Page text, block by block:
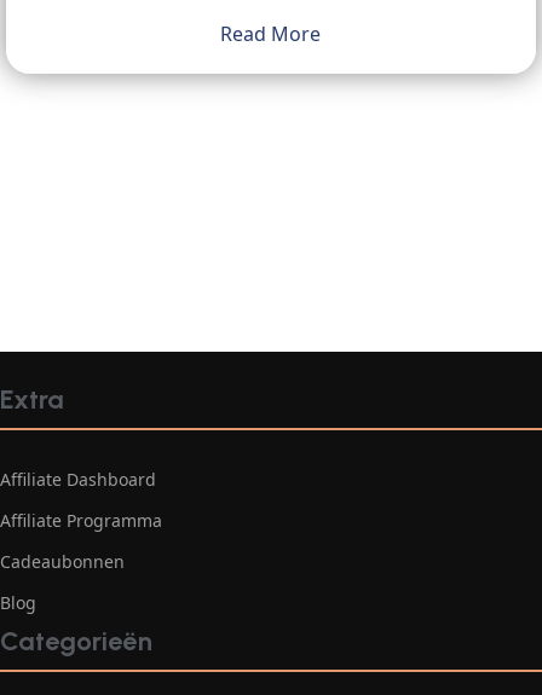
Read More
Extra
Affiliate Dashboard
Affiliate Programma
Cadeaubonnen
Blog
Categorieën